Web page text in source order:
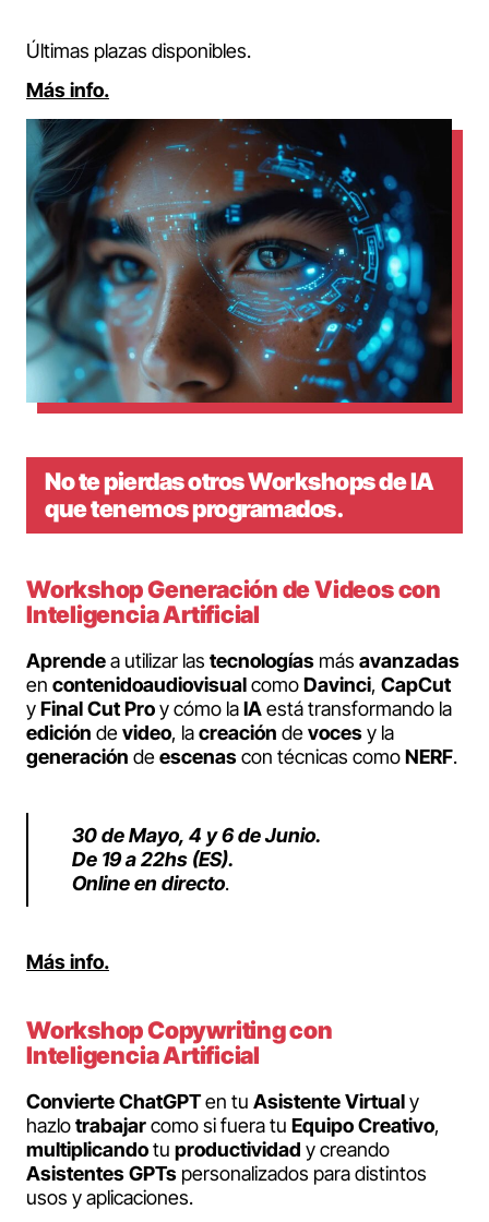
Últimas plazas disponibles.
Más info.
No te pierdas otros Workshops de IA
que tenemos programados.
Workshop Generación de Videos con
Inteligencia Artificial
Aprendea utilizar las tecnologías más avanzadas
en contenidoaudiovisualcomoDavinci, CapCut
yFinal Cut Proy cómo laIAestá transformando la
edición devideo, lacreación devocesy la
generación deescenascon técnicas comoNERF.
30 de Mayo, 4 y 6 de Junio.
De 19 a 22hs (ES).
Online en directo.
Más info.
Workshop Copywriting con
Inteligencia Artificial
ConvierteChatGPTen tu AsistenteVirtualy
hazlotrabajarcomo si fuera tu EquipoCreativo,
multiplicandotu productividad y creando
AsistentesGPTs personalizados para distintos
usos y aplicaciones.